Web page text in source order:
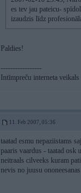
es tev jau pateicu-
izaudzis līdz
Paldies!
-----------------
Intīmpreču interneta veikals
11. Feb 2007, 05:36
taatad esmu nepaziistams
paaris vaardus - taatad
neitraals cilveeks kuram
nevis no juusu